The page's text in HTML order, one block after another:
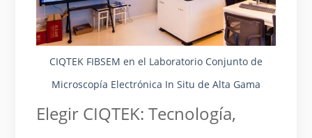
CIQTEK FIBSEM en el Laboratorio Conjunto de
Microscopía Electrónica In Situ de Alta Gama
Elegir CIQTEK: Tecnología,